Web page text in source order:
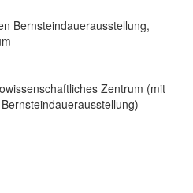
Bernsteindauerausstellung,
Zentrum (mit